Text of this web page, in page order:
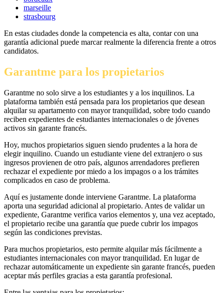
marseille
strasbourg
En estas ciudades donde la competencia es alta, contar con una
garantía adicional puede marcar realmente la diferencia frente a otros
candidatos.
Garantme para los propietarios
Garantme no solo sirve a los estudiantes y a los inquilinos. La
plataforma también está pensada para los propietarios que desean
alquilar su apartamento con mayor tranquilidad, sobre todo cuando
reciben expedientes de estudiantes internacionales o de jóvenes
activos sin garante francés.
Hoy, muchos propietarios siguen siendo prudentes a la hora de
elegir inquilino. Cuando un estudiante viene del extranjero o sus
ingresos provienen de otro país, algunos arrendadores prefieren
rechazar el expediente por miedo a los impagos o a los trámites
complicados en caso de problema.
Aquí es justamente donde interviene Garantme. La plataforma
aporta una seguridad adicional al propietario. Antes de validar un
expediente, Garantme verifica varios elementos y, una vez aceptado,
el propietario recibe una garantía que puede cubrir los impagos
según las condiciones previstas.
Para muchos propietarios, esto permite alquilar más fácilmente a
estudiantes internacionales con mayor tranquilidad. En lugar de
rechazar automáticamente un expediente sin garante francés, pueden
aceptar más perfiles gracias a esta garantía profesional.